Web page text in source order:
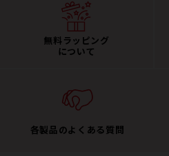
無料ラッピング
について
各製品のよくある質問